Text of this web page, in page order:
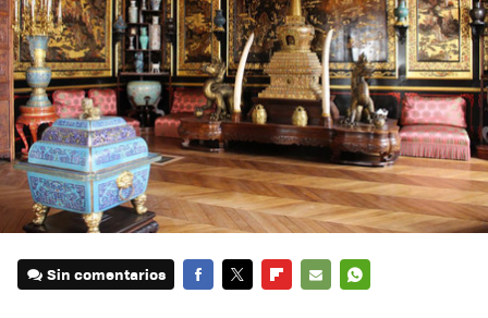
Sin comentarios